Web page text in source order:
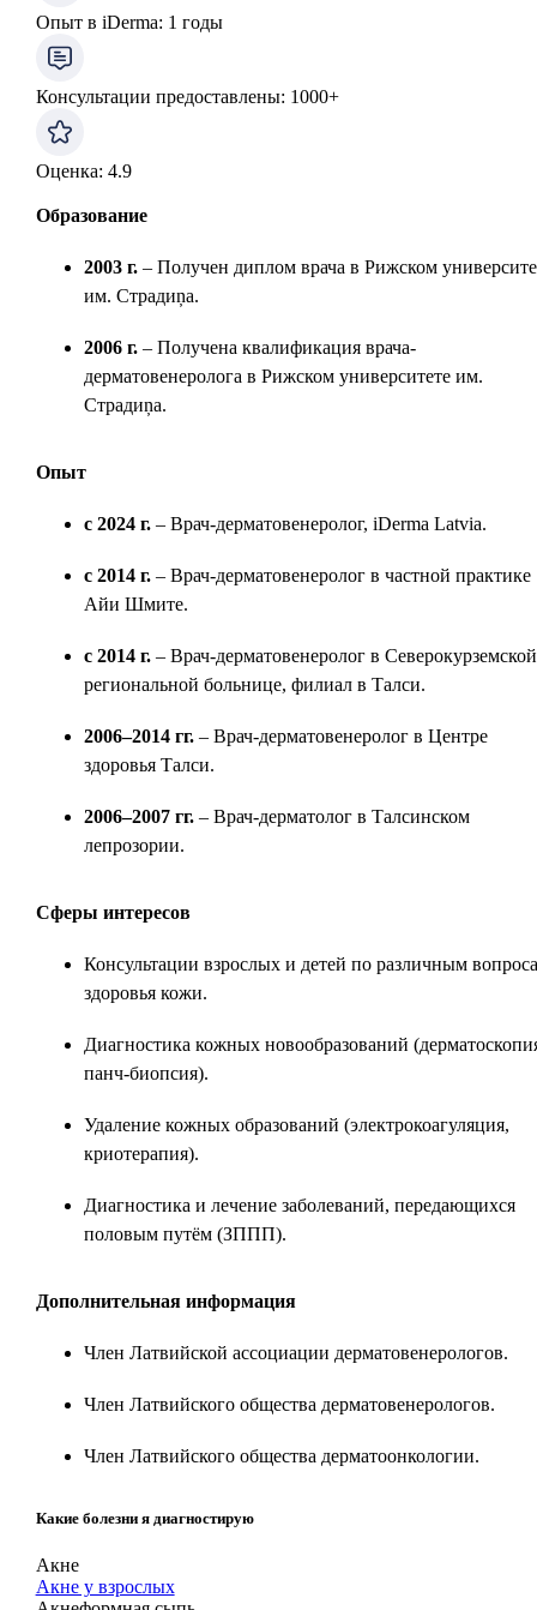
Опыт в iDerma: 1 годы
Консультации предоставлены: 1000+
Оценка: 4.9
Образование
2003 г.– Получен диплом врача в Рижском
им. Страдиņa.
2006 г.– Получена квалификация врача-
дерматовенеролога в Рижском университете им.
Страдиņa.
Опыт
с 2024 г.– Врач-дерматовенеролог, iDerma Latvia.
с 2014 г.– Врач-дерматовенеролог в частной практике
Айи Шмите.
с 2014 г.– Врач-дерматовенеролог в Северокурземской
региональной больнице, филиал в Талси.
2006–2014 гг.– Врач-дерматовенеролог в Центре
здоровья Талси.
2006–2007 гг.– Врач-дерматолог в Талсинском
лепрозории.
Сферы интересов
Консультации взрослых и детей по различным
здоровья кожи.
Диагностика кожных новообразований
панч-биопсия).
Удаление кожных образований (электрокоагуляция,
криотерапия).
Диагностика и лечение заболеваний, передающихся
половым путём (ЗППП).
Дополнительная информация
Член Латвийской ассоциации дерматовенерологов.
Член Латвийского общества дерматовенерологов.
Член Латвийского общества дерматоонкологии.
Какие болезни я диагностирую
Акне
Акне у взрослых